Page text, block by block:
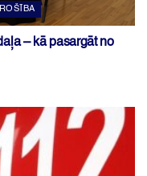
– kā pasargāt no